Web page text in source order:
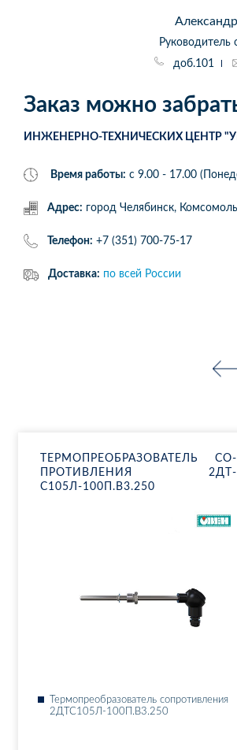
Руководитель
доб.101
Заказ можно
ИНЖЕНЕРНО-ТЕХНИЧЕСКИХ ЦЕНТР
Время работы: с 9.00 - 17.00
Адрес: город Челябинск,
Телефон: +7 (351) 700-75-17
Доставка: по всей России
ТЕР­МО­ПРЕ­ОБ­РА­ЗО­ВА­ТЕЛЬ СО­
ПРО­ТИВ­ЛЕ­НИЯ 2ДТ­
С105Л-100П.В3.250
Тер­мо­пре­об­ра­зо­ва­тель со­про­тив­ле­ния
2ДТ­С105Л-100П.В3.250